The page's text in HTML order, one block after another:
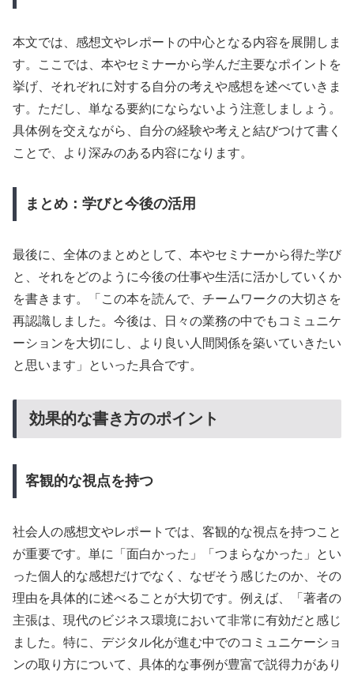
本文では、感想文やレポートの中心となる内容を展開しま
す。ここでは、本やセミナーから学んだ主要なポイントを
挙げ、それぞれに対する自分の考えや感想を述べていきま
す。ただし、単なる要約にならないよう注意しましょう。
具体例を交えながら、自分の経験や考えと結びつけて書く
ことで、より深みのある内容になります。
まとめ：学びと今後の活用
最後に、全体のまとめとして、本やセミナーから得た学び
と、それをどのように今後の仕事や生活に活かしていくか
を書きます。「この本を読んで、チームワークの大切さを
再認識しました。今後は、日々の業務の中でもコミュニケ
ーションを大切にし、より良い人間関係を築いていきたい
と思います」といった具合です。
効果的な書き方のポイント
客観的な視点を持つ
社会人の感想文やレポートでは、客観的な視点を持つこと
が重要です。単に「面白かった」「つまらなかった」とい
った個人的な感想だけでなく、なぜそう感じたのか、その
理由を具体的に述べることが大切です。例えば、「著者の
主張は、現代のビジネス環境において非常に有効だと感じ
ました。特に、デジタル化が進む中でのコミュニケーショ
ンの取り方について、具体的な事例が豊富で説得力があり